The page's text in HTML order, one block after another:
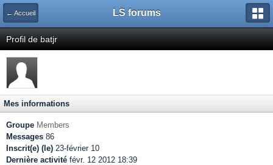
← Accueil LS forums
Profil de batjr
Mes informations
Groupe Members
Messages 86
Inscrit(e) (le) 23-février 10
Dernière activité févr. 12 2012 18:39